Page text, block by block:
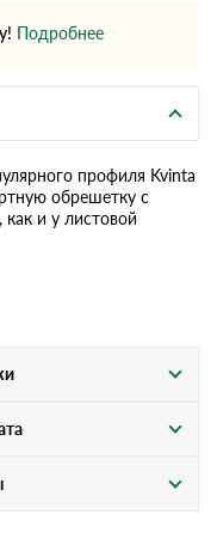
Подробнее
профиля Kvinta
обрешетку с
и у листовой